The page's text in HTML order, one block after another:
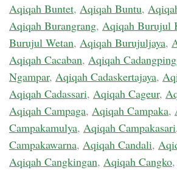
Aqiqah Buntet, Aqiqah Buntu,
Aqiqah Burangrang, Aqiqah Burujul
Burujul Wetan, Aqiqah Burujuljaya,
Aqiqah Cacaban, Aqiqah
Ngampar, Aqiqah Cadaskertajaya,
Aqiqah Cadassari, Aqiqah Cageur,
Aqiqah Campaga, Aqiqah Campaka,
Campakamulya, Aqiqah Campakasari
Campakawarna, Aqiqah Candali,
Aqiqah Cangkingan, Aqiqah Cangko,